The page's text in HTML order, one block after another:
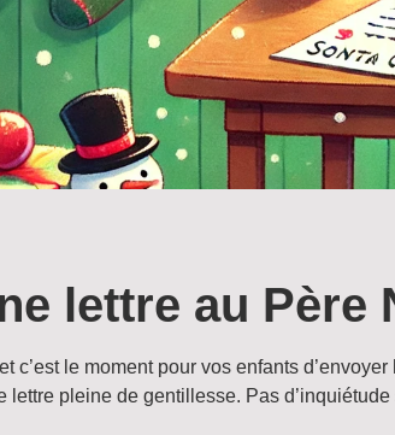
lettre au Père
c’est le moment pour vos enfants
lettre pleine de gentillesse. Pas